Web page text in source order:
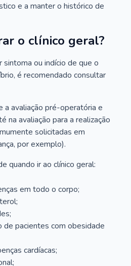
e a manter o histórico de
o clínico geral?
ou indício de que o
é recomendado consultar
a avaliação pré-operatória e
na avaliação para a realização
solicitadas em
por exemplo).
quando ir ao clínico geral:
em todo o corpo;
de pacientes com obesidade
cardíacas;